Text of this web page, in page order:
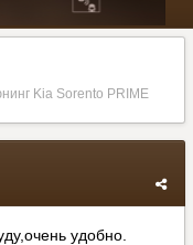
Kia Sorento PRIME
удобно.